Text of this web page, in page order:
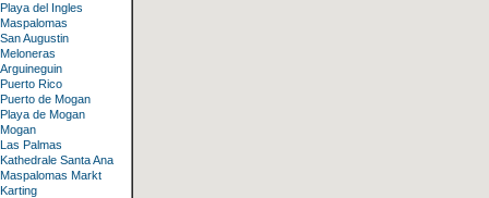
Playa del Ingles
Maspalomas
San Augustin
Meloneras
Arguineguin
Puerto Rico
Puerto de Mogan
Playa de Mogan
Mogan
Las Palmas
Kathedrale Santa Ana
Maspalomas Markt
Karting